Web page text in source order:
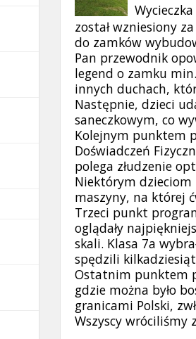
został wzniesiony
do zamków
Pan przewodnik
legend o zamku
innych duchach,
Następnie, dzieci
saneczkowym, co
Kolejnym punktem
Doświadczeń
polega złudzenie
Niektórym dzieciom
maszyny, na której
Trzeci punkt
oglądały
skali. Klasa 7a
spędzili
Ostatnim punktem
gdzie można było
granicami Polski,
Wszyscy wróciliśmy